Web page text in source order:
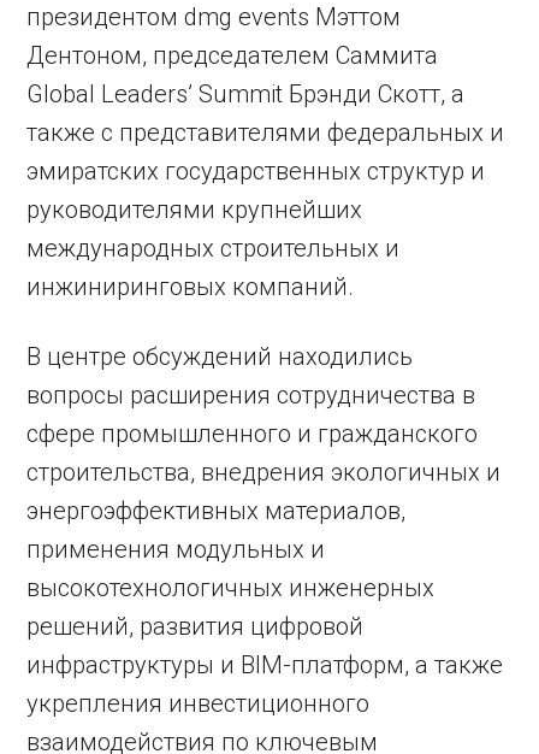
президентом dmg events Мэттом
Дентоном, председателем Саммита
Global Leaders’ Summit Брэнди Скотт, а
также с представителями федеральных и
эмиратских государственных структур и
руководителями крупнейших
международных строительных и
инжиниринговых компаний.
В центре обсуждений находились
вопросы расширения сотрудничества в
сфере промышленного и гражданского
строительства, внедрения экологичных и
энергоэффективных материалов,
применения модульных и
высокотехнологичных инженерных
решений, развития цифровой
инфраструктуры и BIM-платформ, а также
укрепления инвестиционного
взаимодействия по ключевым